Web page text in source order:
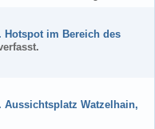
Hotspot im Bereich des
Aussichtsplatz Watzelhain,